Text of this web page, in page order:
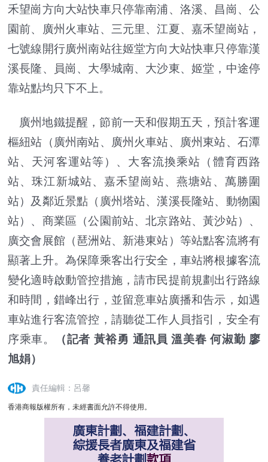
禾望崗方向大站快車只停靠南浦、洛溪、昌崗、公
園前、廣州火車站、三元里、江夏、嘉禾望崗站，
七號線開行廣州南站往姬堂方向大站快車只停靠漢
溪長隆、員崗、大學城南、大沙東、姬堂，中途停
靠站點均只下不上。
廣州地鐵提醒，節前一天和假期五天，預計客運
樞紐站（廣州南站、廣州火車站、廣州東站、石潭
站、天河客運站等）、大客流換乘站（體育西路
站、珠江新城站、嘉禾望崗站、燕塘站、萬勝圍
站）及鄰近景點（廣州塔站、漢溪長隆站、動物園
站）、商業區（公園前站、北京路站、黃沙站）、
廣交會展館（琶洲站、新港東站）等站點客流將有
顯著上升。為保障乘客出行安全，車站將根據客流
變化適時啟動管控措施，請市民提前規劃出行路線
和時間，錯峰出行，並留意車站廣播和告示，如遇
車站進行客流管控，請聽從工作人員指引，安全有
序乘車。
（記者 黃裕勇 通訊員 溫美春 何淑勤 廖
旭娟）
責任編輯：呂馨
香港商報版權所有，未經書面允許不得使用。